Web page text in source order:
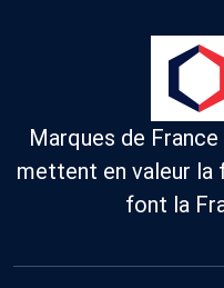
Marques de
mettent en valeur la
font la